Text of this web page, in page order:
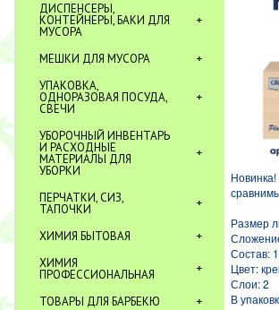
ДИСПЕНСЕРЫ,
КОНТЕЙНЕРЫ, БАКИ ДЛЯ
МУСОРА
МЕШКИ ДЛЯ МУСОРА
УПАКОВКА,
ОДНОРАЗОВАЯ ПОСУДА,
СВЕЧИ
УБОРОЧНЫЙ ИНВЕНТАРЬ
И РАСХОДНЫЕ
МАТЕРИАЛЫ ДЛЯ
УБОРКИ
ПЕРЧАТКИ, СИЗ,
ТАПОЧКИ
ХИМИЯ БЫТОВАЯ
ХИМИЯ
ПРОФЕССИОНАЛЬНАЯ
ТОВАРЫ ДЛЯ БАРБЕКЮ
Размер
Состав:
Цвет:
Слои: 2
В